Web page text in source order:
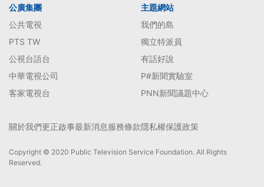
公廣集團
公共電視
PTS TW
公視台語台
中華電視公司
客家電視台
主題網站
我們的島
獨立特派員
有話好說
P#新聞實驗室
PNN新聞議題中心
關於我們更正啟事最新消息服務條款隱私權保護政策
Copyright © 2020 Public Television Service Foundation. All Rights
Reserved.